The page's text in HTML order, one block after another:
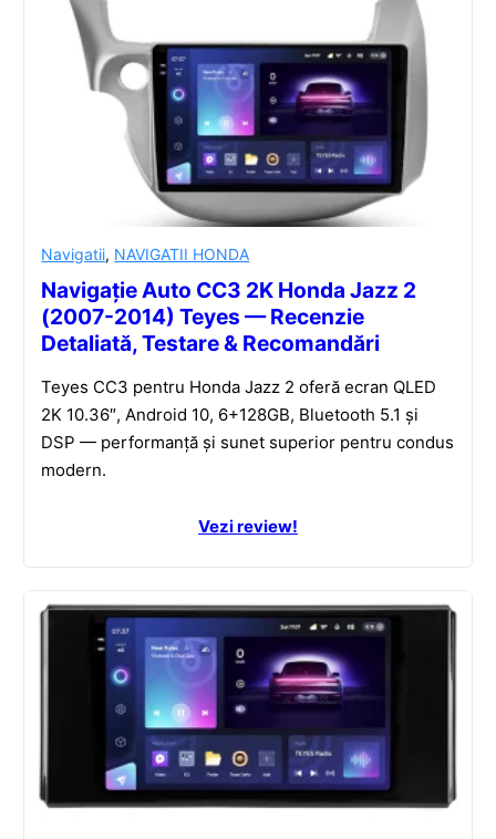
Navigatii, NAVIGATII HONDA
Navigație Auto CC3 2K Honda Jazz 2
(2007-2014) Teyes — Recenzie
Detaliată, Testare & Recomandări
Teyes CC3 pentru Honda Jazz 2 oferă ecran QLED
2K 10.36″, Android 10, 6+128GB, Bluetooth 5.1 și
DSP — performanță și sunet superior pentru condus
modern.
Vezi review!